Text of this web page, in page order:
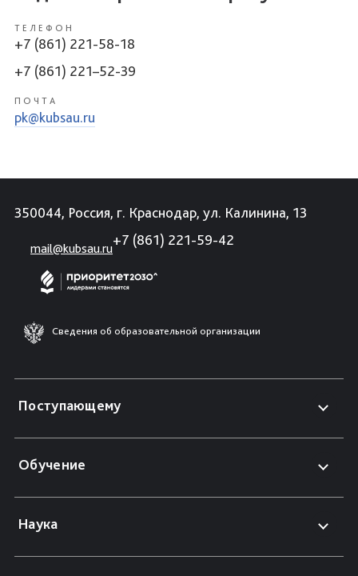
ТЕЛЕФОН
+7 (861) 221-58-18
+7 (861) 221–52-39
ПОЧТА
pk@kubsau.ru
350044, Россия, г. Краснодар, ул. Калинина, 13
mail@kubsau.ru
+7 (861) 221-59-42
Сведения об образовательной организации
Поступающему
Обучение
Наука